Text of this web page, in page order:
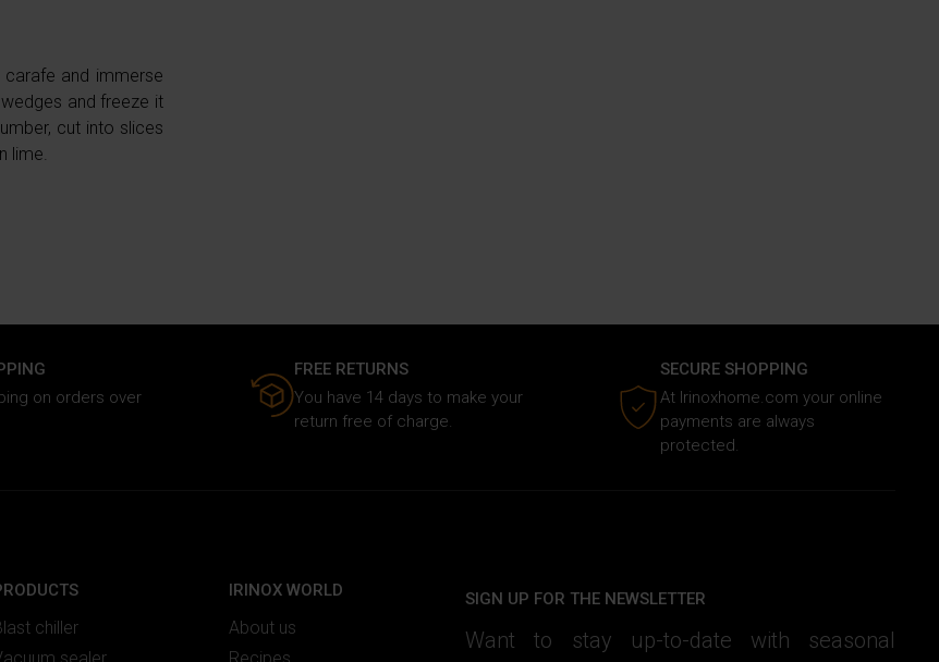
and immerse
and freeze it
cut into slices
lime.
on orders over
FREE RETURNS
You have 14 days to make your
return free of charge.
SECURE SHOPPING
At Irinoxhome.com your online
payments are always
protected.
chiller
IRINOX WORLD
About us
SIGN UP FOR THE NEWSLETTER
Want to stay up-to-date with seasonal